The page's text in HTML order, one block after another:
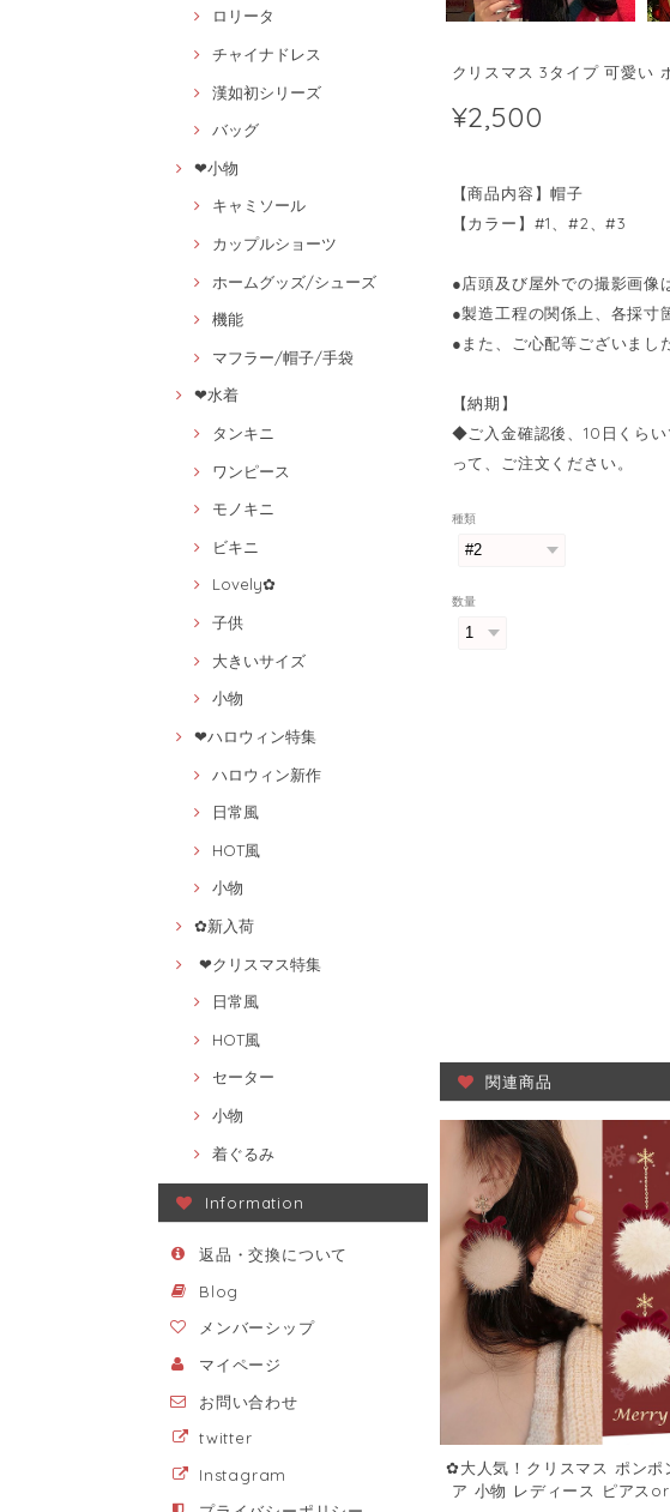
ロリータ
チャイナドレス
漢如初シリーズ
バッグ
❤小物
キャミソール
カップルショーツ
ホームグッズ/シューズ
機能
マフラー/帽子/手袋
❤水着
タンキニ
ワンピース
モノキニ
ビキニ
Lovely✿
子供
大きいサイズ
小物
❤ハロウィン特集
ハロウィン新作
日常風
HOT風
小物
✿新入荷
❤クリスマス特集
日常風
HOT風
セーター
小物
着ぐるみ
Information
返品・交換について
Blog
メンバーシップ
マイページ
お問い合わせ
twitter
Instagram
クリスマス 3タイプ 可愛い
¥2,500
【商品内容】帽子
【カラー】#1、#2、#3
●店頭及び屋外での撮影画像
●製造工程の関係上、各採
●また、ご心配等ございまし
【納期】
◆ご入金確認後、10日くら
って、ご注文ください。
種類
数量
関連商品
✿大人気！クリスマス ポンポ
ア 小物 レディース ピアス